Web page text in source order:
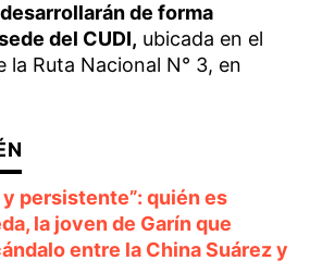
de forma
del CUDI, ubicada en el
la Ruta Nacional N° 3, en
persistente”: quién es
la joven de Garín que
entre la China Suárez y